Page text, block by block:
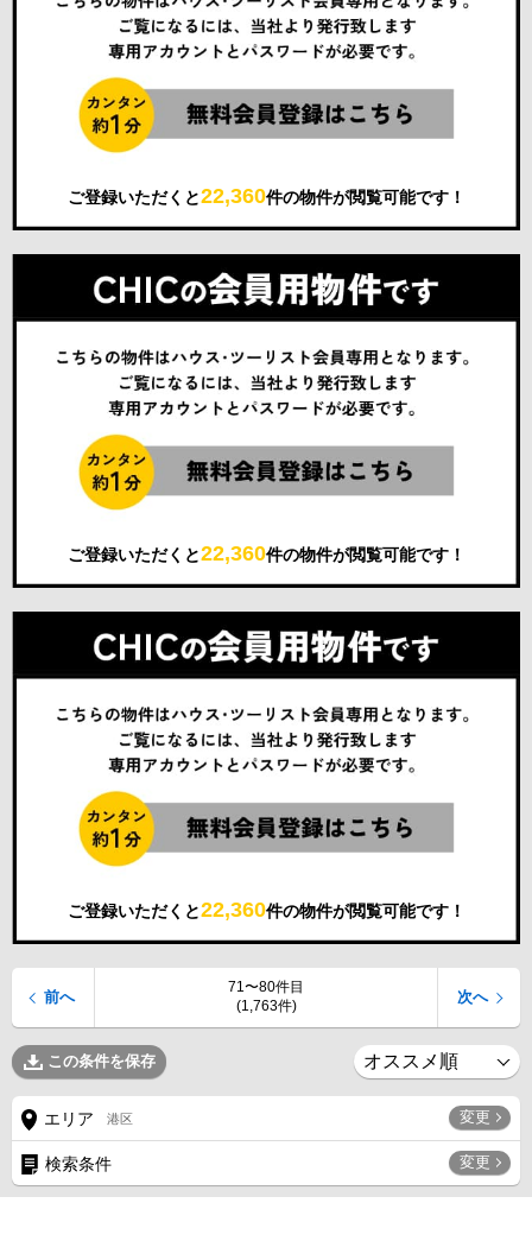
ご登録いただくと22,360件の物件が閲覧可能です！
ご登録いただくと22,360件の物件が閲覧可能です！
ご登録いただくと22,360件の物件が閲覧可能です！
71〜80件目
(1,763件)
前へ 次へ
この条件を保存
エリア 港区 変更
検索条件 変更